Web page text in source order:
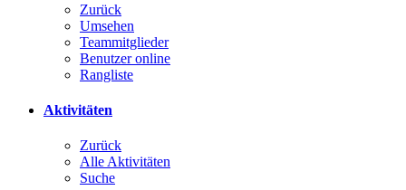
Zurück
Umsehen
Teammitglieder
Benutzer online
Rangliste
Aktivitäten
Zurück
Alle Aktivitäten
Suche